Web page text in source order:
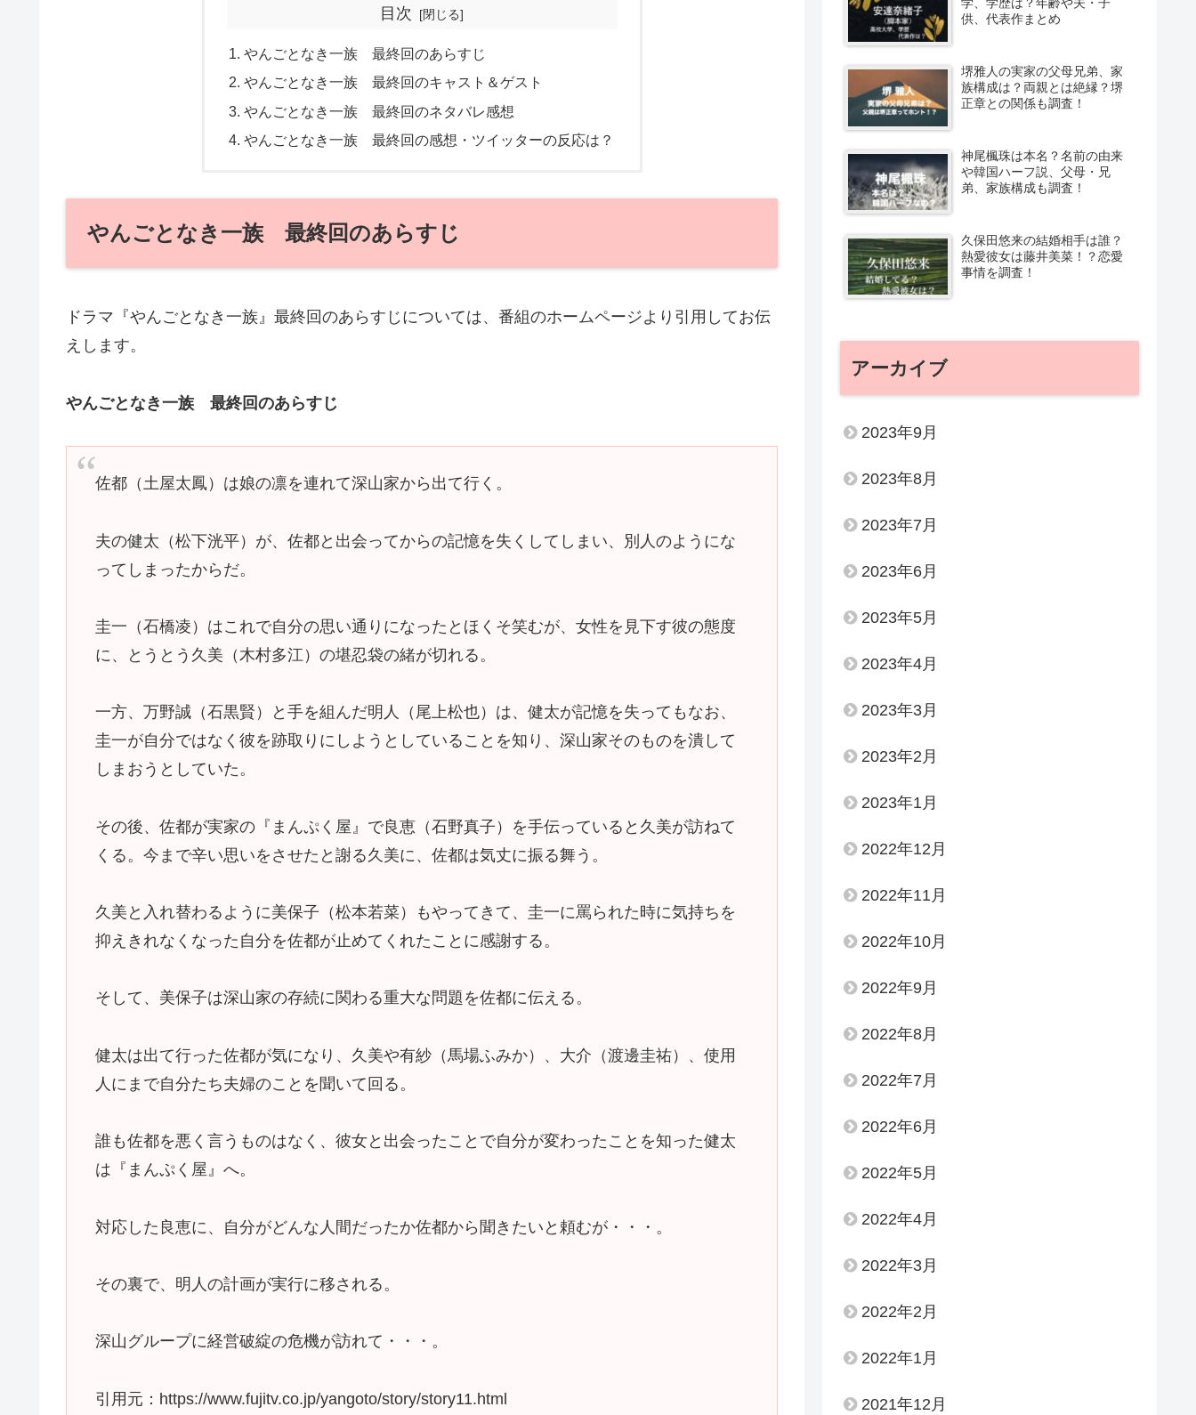
目次
やんごとなき一族 最終回のあらすじ
やんごとなき一族 最終回のキャスト＆ゲスト
やんごとなき一族 最終回のネタバレ感想
やんごとなき一族 最終回の感想・ツイッターの反応は？
やんごとなき一族 最終回のあらすじ
ドラマ『やんごとなき一族』最終回のあらすじについては、番組のホームページより引用してお伝
えします。
やんごとなき一族 最終回のあらすじ
佐都（土屋太鳳）は娘の凛を連れて深山家から出て行く。
夫の健太（松下洸平）が、佐都と出会ってからの記憶を失くしてしまい、別人のようにな
ってしまったからだ。
圭一（石橋凌）はこれで自分の思い通りになったとほくそ笑むが、女性を見下す彼の態度
に、とうとう久美（木村多江）の堪忍袋の緒が切れる。
一方、万野誠（石黒賢）と手を組んだ明人（尾上松也）は、健太が記憶を失ってもなお、
圭一が自分ではなく彼を跡取りにしようとしていることを知り、深山家そのものを潰して
しまおうとしていた。
その後、佐都が実家の『まんぷく屋』で良恵（石野真子）を手伝っていると久美が訪ねて
くる。今まで辛い思いをさせたと謝る久美に、佐都は気丈に振る舞う。
久美と入れ替わるように美保子（松本若菜）もやってきて、圭一に罵られた時に気持ちを
抑えきれなくなった自分を佐都が止めてくれたことに感謝する。
そして、美保子は深山家の存続に関わる重大な問題を佐都に伝える。
健太は出て行った佐都が気になり、久美や有紗（馬場ふみか）、大介（渡邊圭祐）、使用
人にまで自分たち夫婦のことを聞いて回る。
誰も佐都を悪く言うものはなく、彼女と出会ったことで自分が変わったことを知った健太
は『まんぷく屋』へ。
対応した良恵に、自分がどんな人間だったか佐都から聞きたいと頼むが・・・。
その裏で、明人の計画が実行に移される。
深山グループに経営破綻の危機が訪れて・・・。
引用元：https://www.fujitv.co.jp/yangoto/story/story11.html
学、学歴は？年齢や夫・子
供、代表作まとめ
堺雅人の実家の父母兄弟、家
族構成は？両親とは絶縁？堺
正章との関係も調査！
神尾楓珠は本名？名前の由来
や韓国ハーフ説、父母・兄
弟、家族構成も調査！
久保田悠来の結婚相手は誰？
熱愛彼女は藤井美菜！？恋愛
事情を調査！
アーカイブ
2023年9月
2023年8月
2023年7月
2023年6月
2023年5月
2023年4月
2023年3月
2023年2月
2023年1月
2022年12月
2022年11月
2022年10月
2022年9月
2022年8月
2022年7月
2022年6月
2022年5月
2022年4月
2022年3月
2022年2月
2022年1月
2021年12月